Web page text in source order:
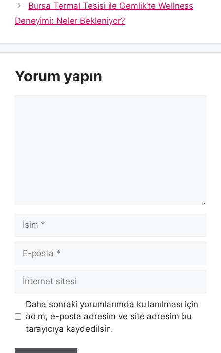
Bursa Termal Tesisi ile Gemlik’te Wellness
Deneyimi: Neler Bekleniyor?
Yorum yapın
İsim
posta
İnternet
Daha sonraki yorumlarımda kullanılması için
adım, e-posta adresim ve site adresim bu
tarayıcıya kaydedilsin.